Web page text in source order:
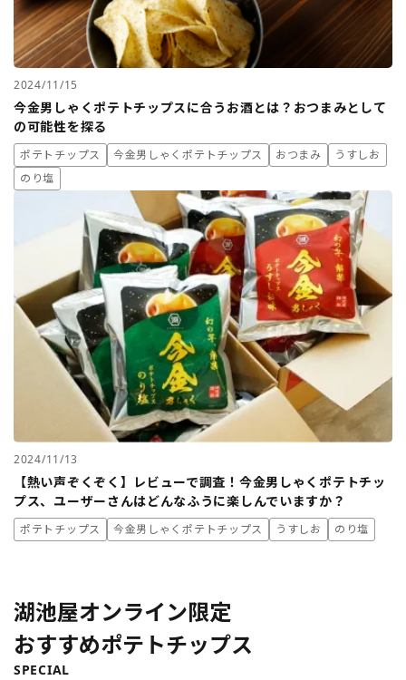
2024/11/15
今金男しゃくポテトチップスに合うお酒とは？おつまみとして
の可能性を探る
ポテトチップス 今金男しゃくポテトチップス おつまみ
うすしお
のり塩
2024/11/13
【熱い声ぞくぞく】レビューで調査！今金男しゃくポテトチッ
プス、ユーザーさんはどんなふうに楽しんでいますか？
ポテトチップス 今金男しゃくポテトチップス うすしお のり塩
湖池屋オンライン限定
おすすめポテトチップス
SPECIAL